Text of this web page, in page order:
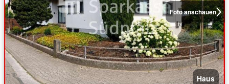
Foto anschauen
Haus